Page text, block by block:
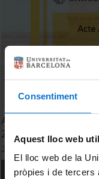
Consentiment
Aquest lloc web
El lloc web de la
pròpies i de tercers
Acte de Graduació.
2026